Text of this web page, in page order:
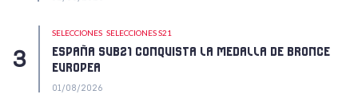
SELECCIONES SELECCIONES S21
ESPAÑA SUB21 CONQUISTA LA MEDALLA DE BRONCE
EUROPEA
01/08/2026